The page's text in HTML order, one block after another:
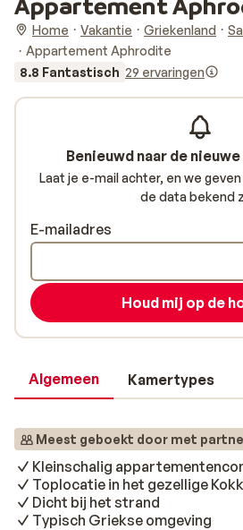
Home Vakantie Griekenland
Appartement Aphrodite
8.8 Fantastisch 29 ervaringen
Algemeen Kamertypes
Meest geboekt door met
Kleinschalig
Toplocatie in het gezellige
Dicht bij het strand
Typisch Griekse omgeving
Benieuwd naar de
Laat je e-mail achter, en we
de data bekend
E-mailadres
Houd mij op de